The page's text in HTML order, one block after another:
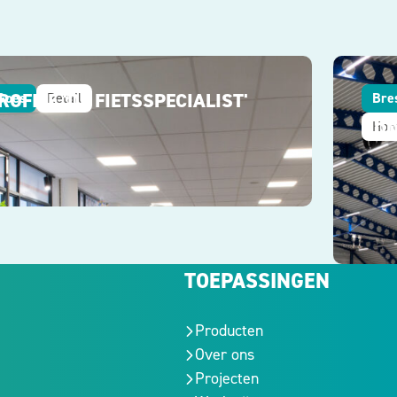
Retail'DE FIETSSPECIALIST'
TOEPASSINGEN
Producten
Over ons
Projecten